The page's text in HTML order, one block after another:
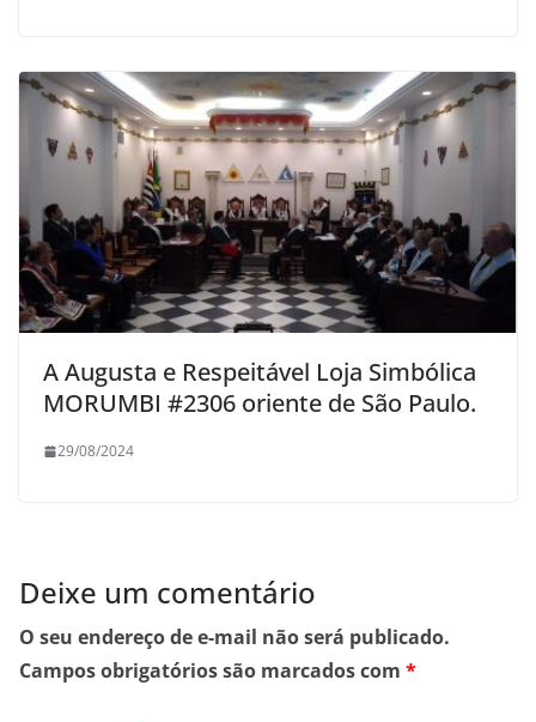
A Augusta e Respeitável Loja Simbólica
MORUMBI #2306 oriente de São Paulo.
29/08/2024
Deixe um comentário
O seu endereço de e-mail não será publicado.
Campos obrigatórios são marcados com *